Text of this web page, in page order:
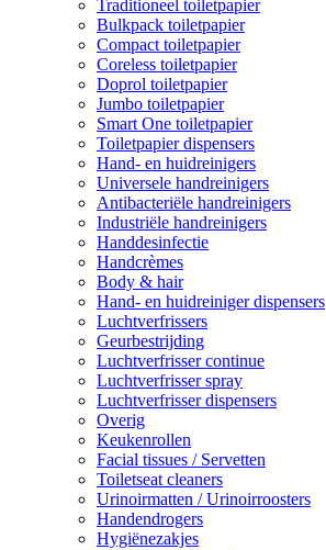
Traditioneel toiletpapier
Bulkpack toiletpapier
Compact toiletpapier
Coreless toiletpapier
Doprol toiletpapier
Jumbo toiletpapier
Smart One toiletpapier
Toiletpapier dispensers
Hand- en huidreinigers
Universele handreinigers
Antibacteriële handreinigers
Industriële handreinigers
Handdesinfectie
Handcrèmes
Body & hair
Hand- en huidreiniger dispensers
Luchtverfrissers
Geurbestrijding
Luchtverfrisser continue
Luchtverfrisser spray
Luchtverfrisser dispensers
Overig
Keukenrollen
Facial tissues / Servetten
Toiletseat cleaners
Urinoirmatten / Urinoirroosters
Handendrogers
Hygiënezakjes